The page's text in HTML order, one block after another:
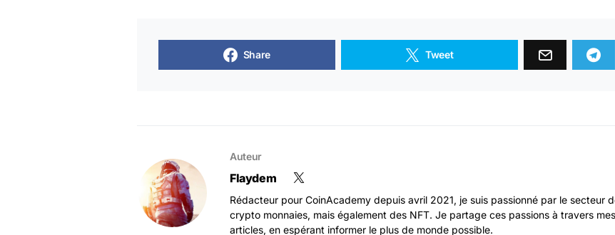
Share Tweet
Auteur
Flaydem
Rédacteur pour CoinAcademy depuis avril 2021, je suis passionné par le secteur
crypto monnaies, mais également des NFT. Je partage ces passions à travers mes
articles, en espérant informer le plus de monde possible.